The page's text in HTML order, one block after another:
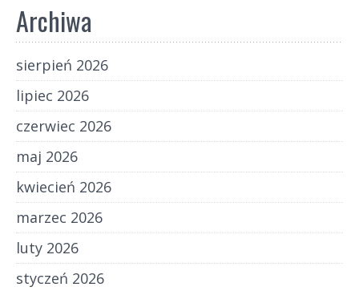
Archiwa
sierpień 2026
lipiec 2026
czerwiec 2026
maj 2026
kwiecień 2026
marzec 2026
luty 2026
styczeń 2026